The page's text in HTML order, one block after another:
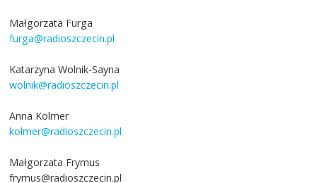
Małgorzata Furga
furga@radioszczecin.pl
Katarzyna Wolnik-Sayna
wolnik@radioszczecin.pl
Anna Kolmer
kolmer@radioszczecin.pl
Małgorzata Frymus
frymus@radioszczecin.pl